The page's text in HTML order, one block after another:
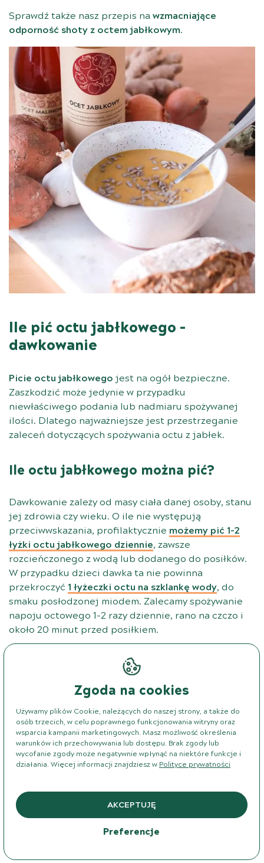
Zgoda na cookies
Używamy plików Cookie, należących do naszej strony, a także do
osób trzecich, w celu poprawnego funkcjonowania witryny oraz
wsparcia kampanii marketingowych. Masz możliwość określenia
warunków ich przechowywania lub dostępu. Brak zgody lub
wycofanie zgody może negatywnie wpłynąć na niektóre funkcje i
działania. Więcej informacji znajdziesz w Polityce prywatności
AKCEPTUJĘ
Preferencje
Sprawdź także nasz przepis na wzmacniające
odporność shoty z octem jabłkowym.
Ile pić octu jabłkowego –
dawkowanie
Picie octu jabłkowego jest na ogół bezpieczne.
Zaszkodzić może jedynie w przypadku
niewłaściwego podania lub nadmiaru spożywanej
ilości. Dlatego najważniejsze jest przestrzeganie
zaleceń dotyczących spożywania octu z jabłek.
Ile octu jabłkowego można pić?
Dawkowanie zależy od masy ciała danej osoby, stanu
jej zdrowia czy wieku. O ile nie występują
przeciwwskazania, profilaktycznie możemy pić 1-2
łyżki octu jabłkowego dziennie, zawsze
rozcieńczonego z wodą lub dodanego do posiłków.
W przypadku dzieci dawka ta nie powinna
przekroczyć 1 łyżeczki octu na szklankę wody, do
smaku posłodzonej miodem. Zalecamy spożywanie
napoju octowego 1-2 razy dziennie, rano na czczo i
około 20 minut przed posiłkiem.
Jak stosować ocet jabłkowy
leczniczo?
Ocet jabłkowy przeciwdziała chorobom układu
krążeniowego, a wielu twierdzi, że ogranicza ryzyko
zachorowania na raka. Badania dowodzą, że jego
stosowanie spowalnia również rozwój bakterii i
Poznaj także
malinowego
, który doskonale sprawdza się podczas